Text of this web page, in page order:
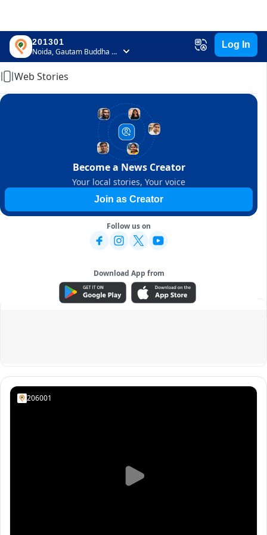
201301
Noida, Gautam Buddha Nagar, Uttar Pradesh
Log In
Home
Web Stories
Become a News Creator
Your local stories, Your voice
Join as Creator
Follow us on
Download App from
ADVERTISEMENT
206001